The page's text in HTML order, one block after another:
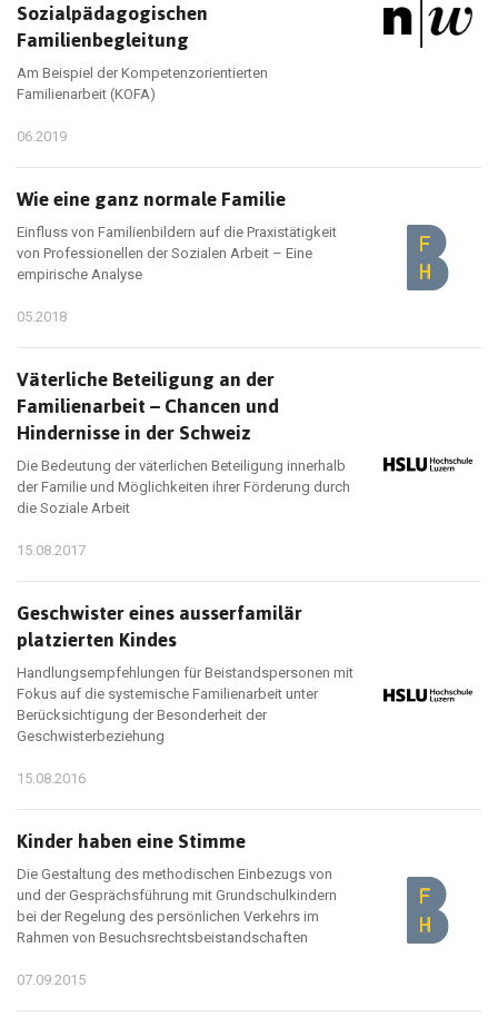
Sozialpädagogischen
Familienbegleitung
Am Beispiel der Kompetenzorientierten
Familienarbeit (KOFA)
06.2019
Wie eine ganz normale Familie
Einfluss von Familienbildern auf die Praxistätigkeit
von Professionellen der Sozialen Arbeit – Eine
empirische Analyse
05.2018
Väterliche Beteiligung an der
Familienarbeit – Chancen und
Hindernisse in der Schweiz
Die Bedeutung der väterlichen Beteiligung innerhalb
der Familie und Möglichkeiten ihrer Förderung durch
die Soziale Arbeit
15.08.2017
Geschwister eines ausserfamilär
platzierten Kindes
Handlungsempfehlungen für Beistandspersonen mit
Fokus auf die systemische Familienarbeit unter
Berücksichtigung der Besonderheit der
Geschwisterbeziehung
15.08.2016
Kinder haben eine Stimme
Die Gestaltung des methodischen Einbezugs von
und der Gesprächsführung mit Grundschulkindern
bei der Regelung des persönlichen Verkehrs im
Rahmen von Besuchsrechtsbeistandschaften
07.09.2015